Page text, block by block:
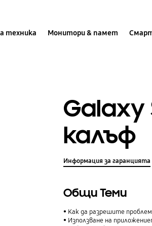
техника Монитори & памет
Galaxy
калъф
Информация за гаранцията
Общи Теми
Как да разрешите
Използване на приложението